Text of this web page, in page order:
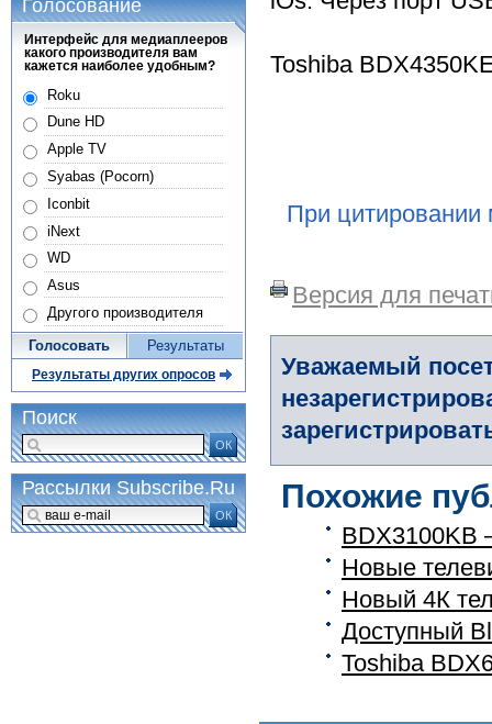
Toshiba
При цитировании
Версия для
Уважаемый
Похожие
BDX3100KB
Новые
Новый 4К
Доступный
Toshiba
Голосование
Интерфейс для медиаплееров
какого производителя вам
кажется наиболее удобным?
Roku
Dune HD
Apple TV
Syabas (Pocorn)
Iconbit
iNext
WD
Asus
Другого производителя
Голосовать Результаты
Результаты других опросов
Поиск
ОК
Рассылки Subscribe.Ru
ОК